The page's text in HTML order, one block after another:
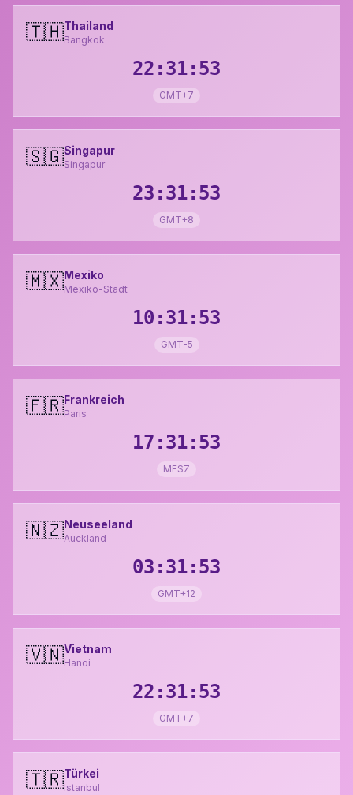
🇹🇭Thailand
Bangkok
22:31:54
GMT+7
🇸🇬Singapur
Singapur
23:31:54
GMT+8
🇲🇽Mexiko
Mexiko-Stadt
10:31:54
GMT-5
🇫🇷Frankreich
Paris
17:31:54
MESZ
🇳🇿Neuseeland
Auckland
03:31:54
GMT+12
🇻🇳Vietnam
Hanoi
22:31:54
GMT+7
🇹🇷Türkei
Istanbul